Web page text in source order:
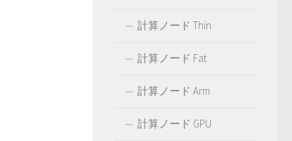
計算ノード Thin
計算ノード Fat
計算ノード Arm
計算ノード GPU